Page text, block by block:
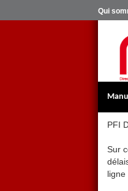
Qui
PFI
Sur
ligne